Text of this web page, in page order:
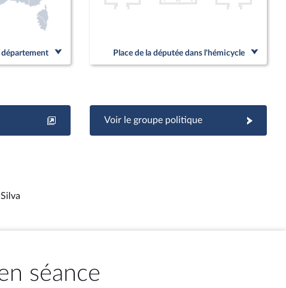
département Place de la députée dans l'hémicycle
Voir le groupe politique
séance